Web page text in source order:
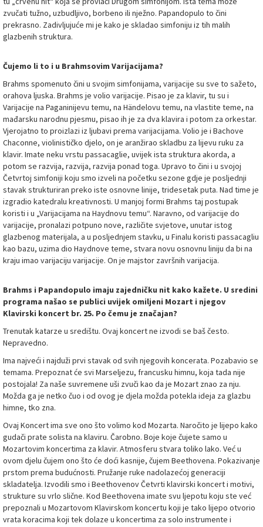
zvučati tužno, uzbudljivo, borbeno ili nježno. Papandopulo to čini
prekrasno. Zadivljujuće mi je kako je skladao simfoniju iz tih malih
glazbenih struktura.
Čujemo li to i u Brahmsovim Varijacijama?
Brahms spomenuto čini u svojim simfonijama, varijacije su sve to sažeto,
orahova ljuska. Brahms je volio varijacije. Pisao je za klavir, tu su i
Varijacije na Paganinijevu temu, na Händelovu temu, na vlastite teme, na
mađarsku narodnu pjesmu, pisao ih je za dva klavira i potom za orkestar.
Vjerojatno to proizlazi iz ljubavi prema varijacijama. Volio je i Bachove
Chaconne, violinističko djelo, on je aranžirao skladbu za lijevu ruku za
klavir. Imate neku vrstu passacaglie, uvijek ista struktura akorda, a
potom se razvija, razvija, razvija ponad toga. Upravo to čini i u svojoj
Četvrtoj simfoniji koju smo izveli na početku sezone gdje je posljednji
stavak strukturiran preko iste osnovne linije, tridesetak puta. Nad time je
izgradio katedralu kreativnosti. U manjoj formi Brahms taj postupak
koristi i u „Varijacijama na Haydnovu temu“. Naravno, od varijacije do
varijacije, pronalazi potpuno nove, različite svjetove, unutar istog
glazbenog materijala, a u posljednjem stavku, u Finalu koristi passacagliu
kao bazu, uzima dio Haydnove teme, stvara novu osnovnu liniju da bi na
kraju imao varijaciju varijacije. On je majstor završnih varijacija.
Brahms i Papandopulo imaju zajedničku nit kako kažete. U sredini
programa našao se publici uvijek omiljeni Mozart i njegov
Klavirski koncert br. 25. Po čemu je značajan?
Trenutak katarze u središtu. Ovaj koncert ne izvodi se baš često.
Nepravedno.
Ima najveći i najduži prvi stavak od svih njegovih koncerata. Pozabavio se
temama. Prepoznat će svi Marseljezu, francusku himnu, koja tada nije
postojala! Za naše suvremene uši zvuči kao da je Mozart znao za nju.
Možda ga je netko čuo i od ovog je djela možda potekla ideja za glazbu
himne, tko zna.
Ovaj Koncert ima sve ono što volimo kod Mozarta. Naročito je lijepo kako
gudači prate solista na klaviru. Čarobno. Boje koje čujete samo u
Mozartovim koncertima za klavir. Atmosferu stvara toliko lako. Već u
ovom djelu čujem ono što će doći kasnije, čujem Beethovena. Pokazivanje
prstom prema budućnosti. Pružanje ruke nadolazećoj generaciji
skladatelja. Izvodili smo i Beethovenov Četvrti klavirski koncert i motivi,
strukture su vrlo slične. Kod Beethovena imate svu ljepotu koju ste već
prepoznali u Mozartovom Klavirskom koncertu koji je tako lijepo otvorio
vrata koracima koji tek dolaze u koncertima za solo instrumente i